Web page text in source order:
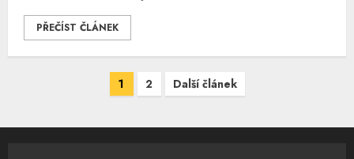
PŘEČÍST ČLÁNEK
příspěvky
1 2 Další článek